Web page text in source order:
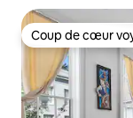
Coup de cœur
Coup de cœur